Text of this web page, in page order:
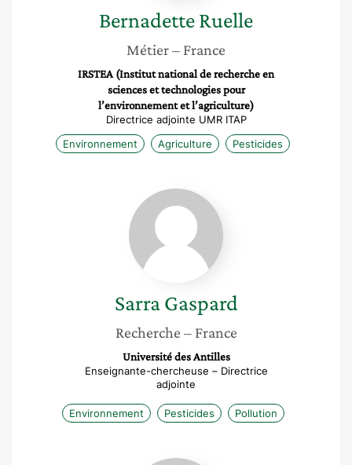
BernadetteRuelle
Métier– France
IRSTEA (Institut national de recherche en
sciences et technologies pour
l’environnement et l’agriculture)
Directrice adjointe UMR ITAP
Environnement
Agriculture Pesticides
Sarra
Gaspard
Sarra Gaspard
Recherche – France
Université des Antilles
Enseignante-chercheuse – Directrice
adjointe
Environnement Pesticides Pollution